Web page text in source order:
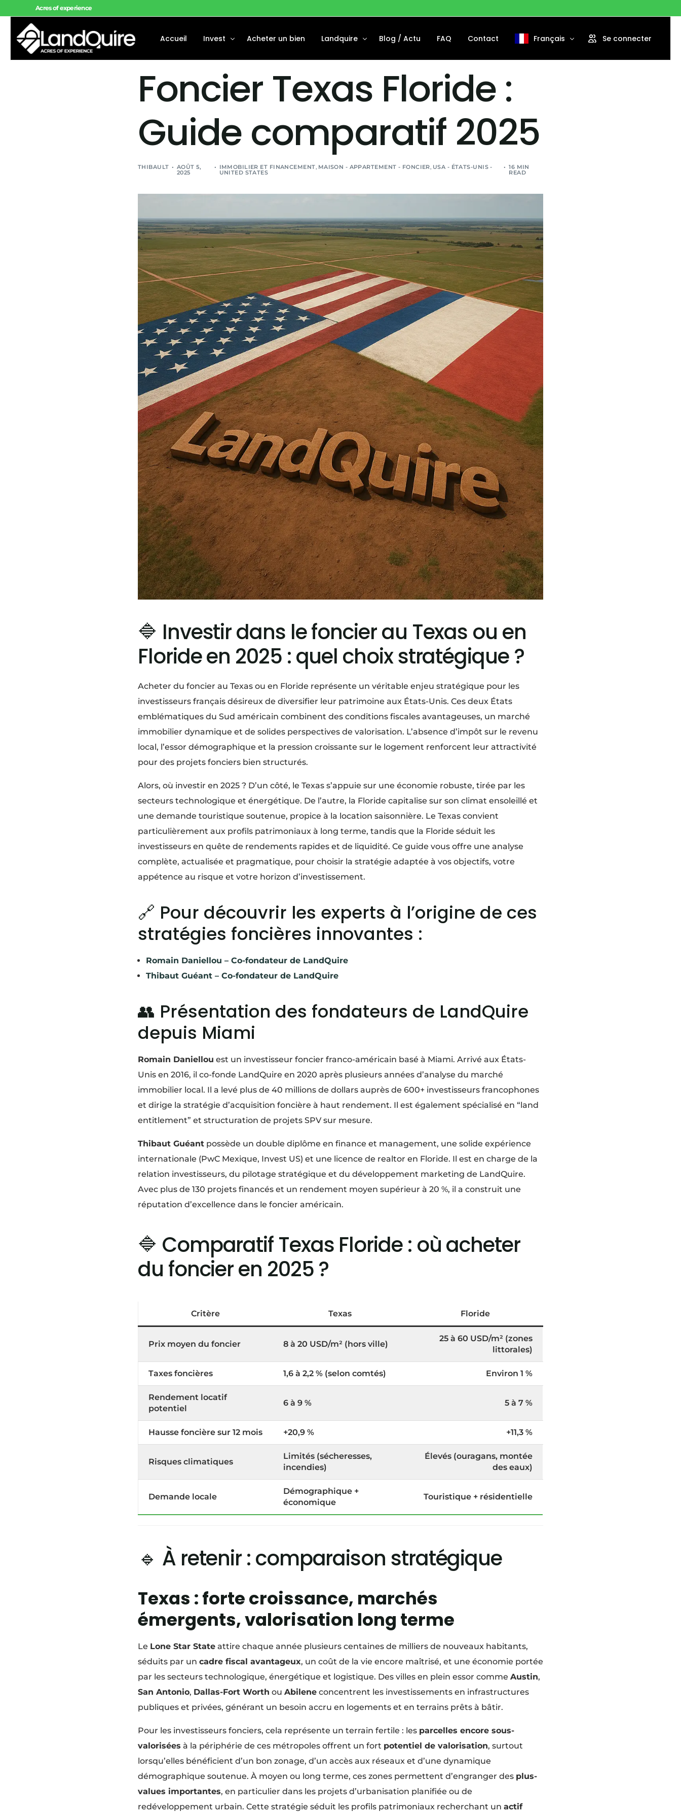
Acres of experience
Accueil Invest
Offres Disponibles
Acheter un bien Landquire
À Propos
Blog / Actu FAQ Contact Français
Español
Se connecter
Foncier Texas Floride :
Guide comparatif 2025
THIBAULT AOÛT 5,
2025
IMMOBILIER ET FINANCEMENT, MAISON - APPARTEMENT - FONCIER, USA - ÉTATS-UNIS -
UNITED STATES
16 MIN
READ
🔷 Investir dans le foncier au Texas ou en
Floride en 2025 : quel choix stratégique ?
Acheter du foncier au Texas ou en Floride représente un véritable enjeu stratégique pour les
investisseurs français désireux de diversifier leur patrimoine aux États-Unis. Ces deux États
emblématiques du Sud américain combinent des conditions fiscales avantageuses, un marché
immobilier dynamique et de solides perspectives de valorisation. L’absence d’impôt sur le revenu
local, l’essor démographique et la pression croissante sur le logement renforcent leur attractivité
pour des projets fonciers bien structurés.
Alors, où investir en 2025 ? D’un côté, le Texas s’appuie sur une économie robuste, tirée par les
secteurs technologique et énergétique. De l’autre, la Floride capitalise sur son climat ensoleillé et
une demande touristique soutenue, propice à la location saisonnière. Le Texas convient
particulièrement aux profils patrimoniaux à long terme, tandis que la Floride séduit les
investisseurs en quête de rendements rapides et de liquidité. Ce guide vous offre une analyse
complète, actualisée et pragmatique, pour choisir la stratégie adaptée à vos objectifs, votre
appétence au risque et votre horizon d’investissement.
🔗 Pour découvrir les experts à l’origine de ces
stratégies foncières innovantes :
Romain Daniellou – Co-fondateur de LandQuire
Thibaut Guéant – Co-fondateur de LandQuire
👥 Présentation des fondateurs de LandQuire
depuis Miami
Romain Daniellou est un investisseur foncier franco-américain basé à Miami. Arrivé aux États-
Unis en 2016, il co-fonde LandQuire en 2020 après plusieurs années d’analyse du marché
immobilier local. Il a levé plus de 40 millions de dollars auprès de 600+ investisseurs francophones
et dirige la stratégie d’acquisition foncière à haut rendement. Il est également spécialisé en “land
entitlement” et structuration de projets SPV sur mesure.
Thibaut Guéantpossède un double diplôme en finance et management, une solide expérience
internationale (PwC Mexique, Invest US) et une licence de realtor en Floride. Il est en charge de la
relation investisseurs, du pilotage stratégique et du développement marketing de LandQuire.
Avec plus de 130 projets financés et un rendement moyen supérieur à 20 %, il a construit une
réputation d’excellence dans le foncier américain.
🔷 Comparatif Texas Floride : où acheter
du foncier en 2025 ?
Critère Texas Floride
Prix moyen du foncier 8 à 20 USD/m² (hors ville)
25 à 60 USD/m² (zones
littorales)
Taxes foncières 1,6 à 2,2 % (selon comtés) Environ 1 %
Rendement locatif
potentiel
6 à 9 % 5 à 7 %
Hausse foncière sur 12 mois +20,9 % +11,3 %
Risques climatiques
Limités (sécheresses,
incendies)
Élevés (ouragans, montée
des eaux)
Demande locale
Démographique +
économique
Touristique + résidentielle
🔹 À retenir : comparaison stratégique
Texas : forte croissance, marchés
émergents, valorisation long terme
Le Lone Star Stateattire chaque année plusieurs centaines de milliers de nouveaux habitants,
séduits par un cadre fiscal avantageux, un coût de la vie encore maîtrisé, et une économie portée
par les secteurs technologique, énergétique et logistique. Des villes en plein essor comme Austin,
San Antonio, Dallas-Fort Worth ou Abileneconcentrent les investissements en infrastructures
publiques et privées, générant un besoin accru en logements et en terrains prêts à bâtir.
Pour les investisseurs fonciers, cela représente un terrain fertile : les parcelles encore sous-
valorisées à la périphérie de ces métropoles offrent un fort potentiel de valorisation, surtout
lorsqu’elles bénéficient d’un bon zonage, d’un accès aux réseaux et d’une dynamique
démographique soutenue. À moyen ou long terme, ces zones permettent d’engranger des plus-
values importantes, en particulier dans les projets d’urbanisation planifiée ou de
redéveloppement urbain. Cette stratégie séduit les profils patrimoniaux recherchant un actif